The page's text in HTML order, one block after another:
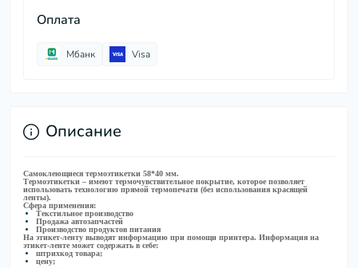
Оплата
Мбанк Visa
Описание
Самоклеющиеся термоэтикетки 58*40 мм.
Термоэтикетки – имеют термочувствительное покрытие, которое позволяет
использовать технологию прямой термопечати (без использования красящей
ленты).
Сфера применения:
Текстильное производство
Продажа автозапчастей
Производство продуктов питания
На этикет-ленту выводят информацию при помощи принтера. Информация на
этикет-ленте может содержать в себе:
штрихкод товара;
цену;